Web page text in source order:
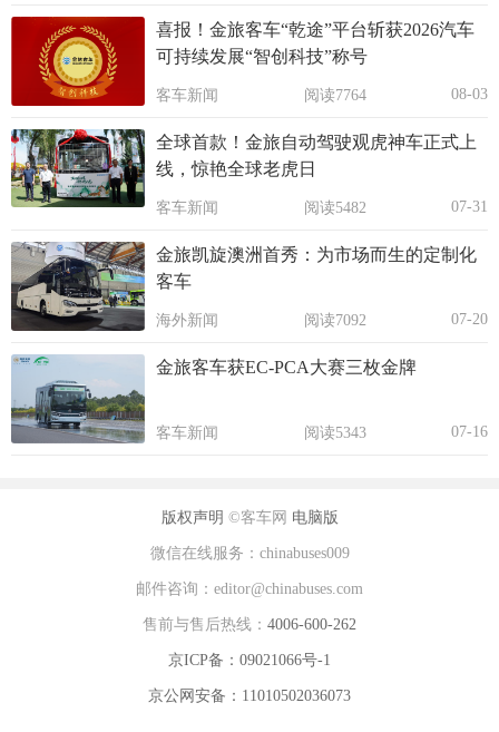
喜报！金旅客车“乾途”平台斩获2026汽车
可持续发展“智创科技”称号
客车新闻 阅读7764 08-03
全球首款！金旅自动驾驶观虎神车正式上
线，惊艳全球老虎日
客车新闻 阅读5482 07-31
金旅凯旋澳洲首秀：为市场而生的定制化
客车
海外新闻 阅读7092 07-20
金旅客车获EC-PCA大赛三枚金牌
客车新闻 阅读5343 07-16
版权声明 ©客车网 电脑版
微信在线服务：chinabuses009
邮件咨询：editor@chinabuses.com
售前与售后热线： 4006-600-262
京ICP备：09021066号-1
京公网安备：11010502036073